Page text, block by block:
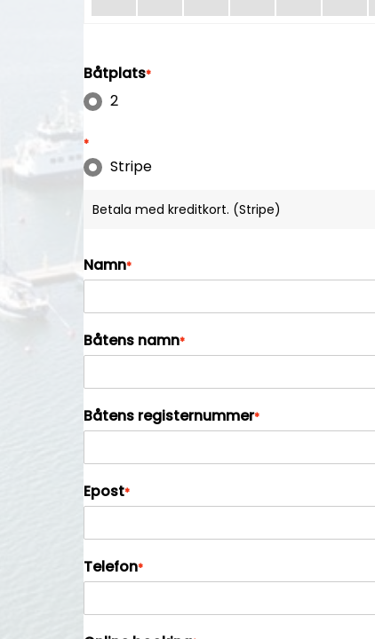
Båtplats*
2
*
Stripe
Betala med kreditkort. (Stripe)
Namn*
Båtens namn*
Båtens registernummer*
Epost*
Telefon*